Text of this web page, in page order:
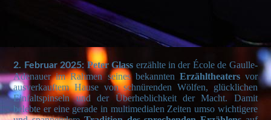
81d811fd-db59-4308-a4c6-ea665dc30af7
2. Februar 2025: Peter Glass erzählte in der École de Gaulle-
Adenauer im Rahmen seines bekannten Erzähltheaters vor
ausverkauftem Hause von schnürenden Wölfen, glücklichen
Einfaltspinseln und der Überheblichkeit der Macht. Damit
belebte er eine gerade in multimedialen Zeiten umso wichtigere